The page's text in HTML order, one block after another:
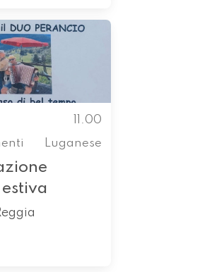
11.00
Luganese